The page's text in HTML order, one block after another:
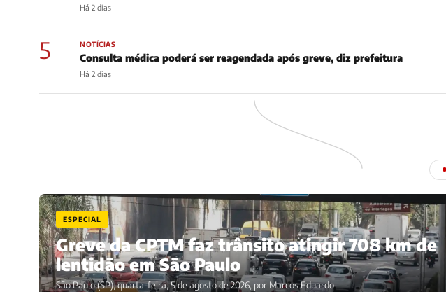
Há 2 dias
5 NOTÍCIAS
Consulta médica poderá ser reagendada após greve, diz prefeitura
Há 2 dias
ESPECIAL
Greve da CPTM faz trânsito atingir 708 km de
lentidão em São Paulo
São Paulo (SP), quarta-feira, 5 de agosto de 2026, por Marcos Eduardo